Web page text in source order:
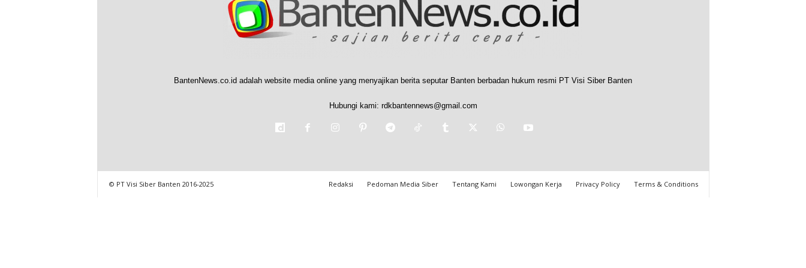
BantenNews.co.id adalah website media online yang menyajikan berita seputar Banten berbadan hukum resmi PT Visi Siber Banten
Hubungi kami: rdkbantennews@gmail.com
Redaksi Pedoman Media Siber Tentang Kami Lowongan Kerja Privacy Policy Terms & Conditions
© PT Visi Siber Banten 2016-2025